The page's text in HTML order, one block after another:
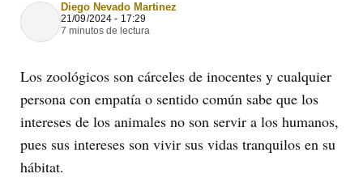
Diego Nevado Martinez
21/09/2024 - 17:29
7 minutos de lectura
Los zoológicos son cárceles de inocentes y cualquier
persona con empatía o sentido común sabe que los
intereses de los animales no son servir a los humanos,
pues sus intereses son vivir sus vidas tranquilos en su
hábitat.